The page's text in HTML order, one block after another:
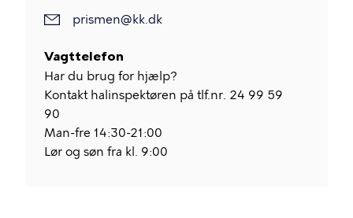
prismen@kk.dk
Vagttelefon
Har du brug for hjælp?
Kontakt halinspektøren på tlf.nr. 24 99 59
90
Man-fre 14:30-21:00
Lør og søn fra kl. 9:00